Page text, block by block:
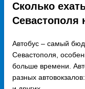
Сколько
Севастополя
Автобус – самый
Севастополя,
больше времени.
разных